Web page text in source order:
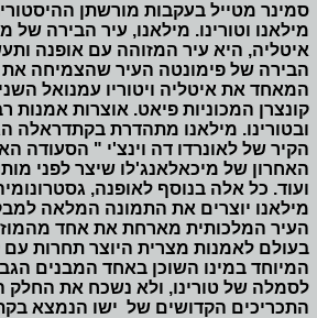
סמינר מטייל בעקבות מורשתן
מילאנו וטורינו. מילאנו, עיר הבירה של
איטליה, היא עיר המזוהה עם אופנה
הבירה של פימונטה העיר שהצמיחה
המאחד את איטליה ויטוריו עמנואל
קונצרן המכוניות פיאט. אוצרות אמנות
ובטורינו. מילאנו מתהדרת בקתדראלה
הקיר של לאונרדו דה וינצ'י " הסעודה
האחרון של מיכאלאנג'לו שיצר לפני
ועוד. כל אלה בנוסף לאופנה,
מילאנו יוצרים את התמונה המלאה
העיר המלכותית מארחת את אחד
בעולם לאמנות מצרית היוצר תחרות עם
המיוחד במינו השוכן באחד המבנים
לסמלה של טורינו, ולא נשכח את החלק
התכריכים הקדושים של ישו הנמצא